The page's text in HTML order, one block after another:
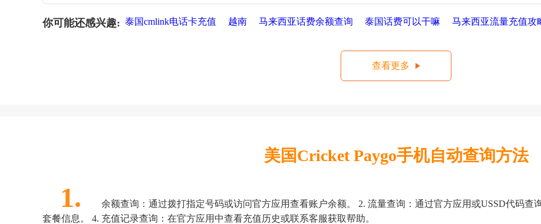
你可能还感兴趣: 泰国cmlink电话卡充值 越南 马来西亚话费余额查询 泰国话费可以干嘛 马来西亚流量充值攻
查看更多
美国Cricket Paygo手机自动查询方法
1.
余额查询：通过拨打指定号码或访问官方应用查看账户余额。 2. 流量查询：通过官方应用或USSD代码查
套餐信息。 4. 充值记录查询：在官方应用中查看充值历史或联系客服获取帮助。